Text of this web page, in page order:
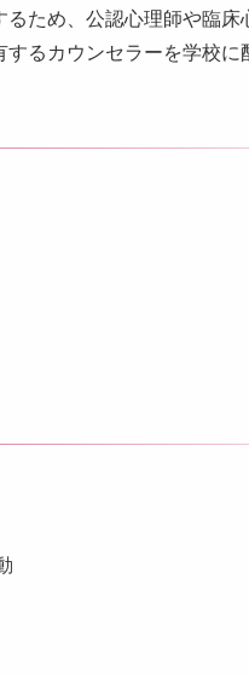
ため、公認心理師や臨床
るカウンセラーを学校に